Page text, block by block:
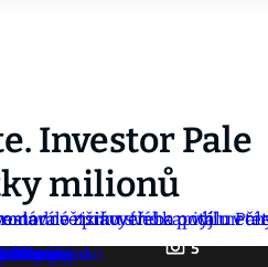
Investor Pale
milionů
5